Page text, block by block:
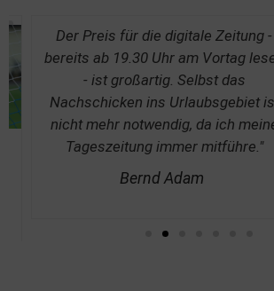
Der Preis für die digitale Zeitung -
bereits ab 19.30 Uhr am Vortag lesen
- ist großartig. Selbst das
Nachschicken ins Urlaubsgebiet ist
nicht mehr notwendig, da ich meine
Tageszeitung immer mitführe."
Bernd Adam